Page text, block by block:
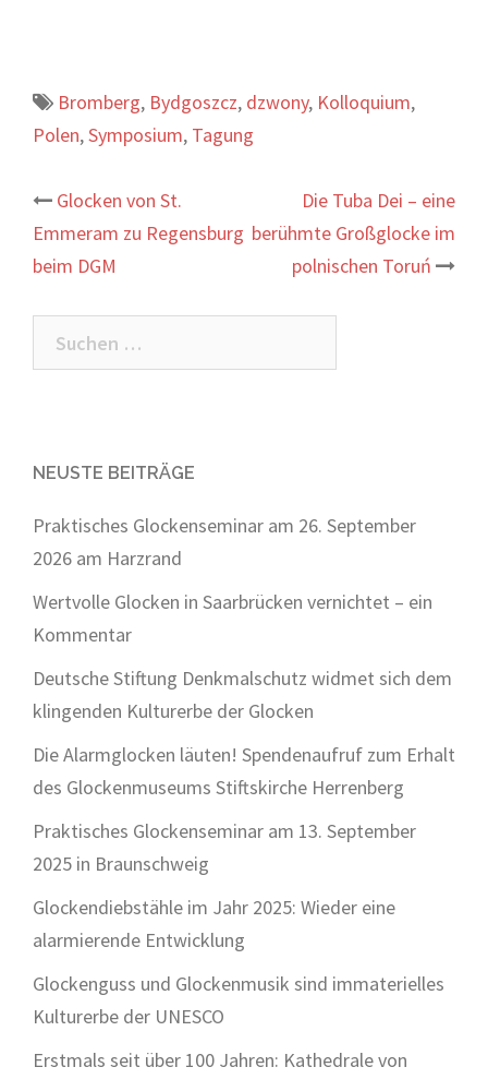
Bromberg, Bydgoszcz, dzwony, Kolloquium,
Polen,Symposium, Tagung
Beitrags-
Navigation
Glocken von St.
Emmeram zu Regensburg
beim DGM
Die Tuba Dei – eine
berühmte Großglocke im
polnischen Toruń
Suchen
nach:
NEUSTE BEITRÄGE
Praktisches Glockenseminar am 26. September
2026 am Harzrand
Wertvolle Glocken in Saarbrücken vernichtet – ein
Kommentar
Deutsche Stiftung Denkmalschutz widmet sich dem
klingenden Kulturerbe der Glocken
Die Alarmglocken läuten! Spendenaufruf zum Erhalt
des Glockenmuseums Stiftskirche Herrenberg
Praktisches Glockenseminar am 13. September
2025 in Braunschweig
Glockendiebstähle im Jahr 2025: Wieder eine
alarmierende Entwicklung
Glockenguss und Glockenmusik sind immaterielles
Kulturerbe der UNESCO
Erstmals seit über 100 Jahren: Kathedrale von